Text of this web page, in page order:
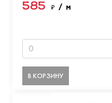
585 ₽ / м
В КОРЗИНУ